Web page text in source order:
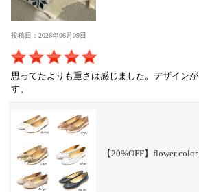
投稿日：2026年06月09日
思ってたよりも重さは感じました。デザイン
す。
【20%OFF】flower